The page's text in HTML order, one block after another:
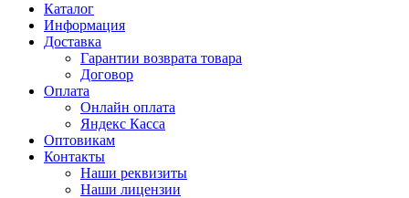
Каталог
Информация
Доставка
Гарантии возврата товара
Договор
Оплата
Онлайн оплата
Яндекс Касса
Оптовикам
Контакты
Наши реквизиты
Наши лицензии